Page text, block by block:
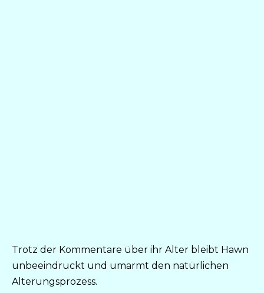
Trotz der Kommentare über ihr Alter bleibt Hawn
unbeeindruckt und umarmt den natürlichen
Alterungsprozess.